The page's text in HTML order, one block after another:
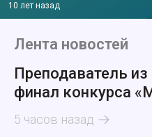
10 лет назад
Лента новостей
Преподаватель
финал конкурса
5 часов назад